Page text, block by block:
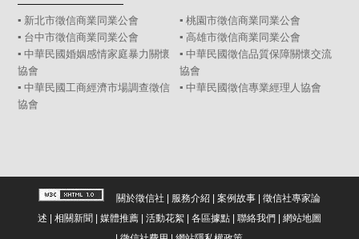
▪ 新北市徵信商業同業公會
▪ 桃園市徵信商業同業公會
▪ 台中市徵信商業同業公會
▪ 高雄市徵信商業同業公會
▪ 中華民國婚姻感情家庭暴力關懷
協會
▪ 中華民國徵信品質保障關懷交流
協會
▪ 中華民國工商經濟市場調查徵信
協會
▪ 中華民國徵信專業經理人協會
關於徵信社 | 服務介紹| 案例故事| 徵信社專家論
述 | 相關新聞 | 媒體推薦| 活動花絮| 各區據點| 聯絡我們| 網站地圖